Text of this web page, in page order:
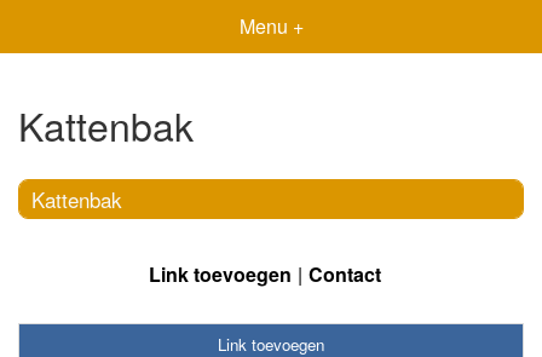
Menu +
Kattenbak
Kattenbak
Link toevoegen Contact
Link toevoegen